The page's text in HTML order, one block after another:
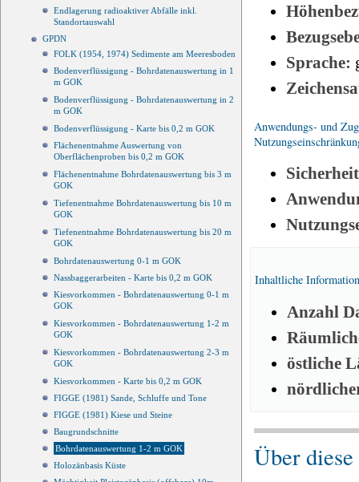
Endlagerung radioaktiver Abfälle inkl.
Standortauswahl
GPDN
FOLK (1954, 1974) Sedimente am Meeresboden
Bodenverflüssigung - Bohrdatenauswertung in 1
m GOK
Bodenverflüssigung - Bohrdatenauswertung in 2
m GOK
Bodenverflüssigung - Karte bis 0,2 m GOK
Flächenentnahme Auswertung von
Oberflächenproben bis 0,2 m GOK
Flächenentnahme Bohrdatenauswertung bis 3 m
GOK
Tiefenentnahme Bohrdatenauswertung bis 10 m
GOK
Tiefenentnahme Bohrdatenauswertung bis 20 m
GOK
Bohrdatenauswertung 0-1 m GOK
Nassbaggerarbeiten - Karte bis 0,2 m GOK
Kiesvorkommen - Bohrdatenauswertung 0-1 m
GOK
Kiesvorkommen - Bohrdatenauswertung 1-2 m
GOK
Kiesvorkommen - Bohrdatenauswertung 2-3 m
GOK
Kiesvorkommen - Karte bis 0,2 m GOK
FIGGE (1981) Sande, Schluffe und Tone
FIGGE (1981) Kiese und Steine
Baugrundschnitte
Bohrdatenauswertung 1-2 m GOK
Holozänbasis Küste
Sprache:
Anwendungs- und
Inhaltliche
Anzahl
östliche
Über